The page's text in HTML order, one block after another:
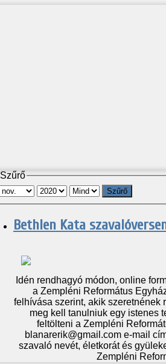
Szűrő
Szűrő
Bethlen Kata
Idén rendhagyó módon, online
a Zempléni Református
felhívása szerint, akik szeretnének
meg kell tanulniuk egy istenes
feltölteni a Zempléni
blanarerik@gmail.com e-mail
szavaló nevét, életkorát és
Zempléni